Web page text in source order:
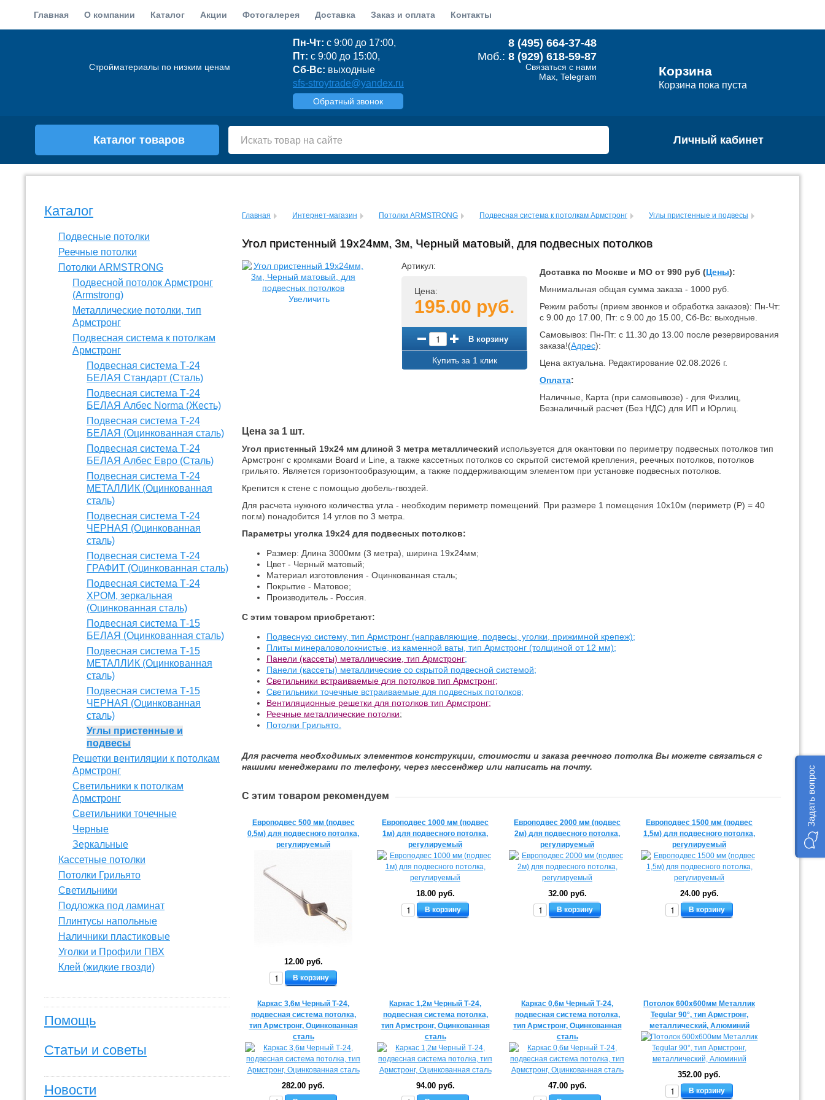
Главная О компании Каталог Акции Фотогалерея Доставка Заказ и оплата Контакты
Стройматериалы по низким ценам
8 (495) 664-37-48
Моб.: 8 (929) 618-59-87
Связаться с нами
Max, Telegram
Пн-Чт: с 9:00 до 17:00,
Пт: с 9:00 до 15:00,
Сб-Вс: выходные
sfs-stroytrade@yandex.ru
Обратный звонок
Корзина
Корзина пока пуста
Каталог товаров Личный кабинет
Каталог
Подвесные потолки
Реечные потолки
Потолки ARMSTRONG
Подвесной потолок Армстронг
(Armstrong)
Металлические потолки, тип
Армстронг
Подвесная система к потолкам
Армстронг
Подвесная система Т-24
БЕЛАЯ Стандарт (Сталь)
Подвесная система Т-24
БЕЛАЯ Албес Norma (Жесть)
Подвесная система Т-24
БЕЛАЯ (Оцинкованная сталь)
Подвесная система Т-24
БЕЛАЯ Албес Евро (Сталь)
Подвесная система Т-24
МЕТАЛЛИК (Оцинкованная
сталь)
Подвесная система Т-24
ЧЕРНАЯ (Оцинкованная
сталь)
Подвесная система Т-24
ГРАФИТ (Оцинкованная сталь)
Подвесная система Т-24
ХРОМ, зеркальная
(Оцинкованная сталь)
Подвесная система Т-15
БЕЛАЯ (Оцинкованная сталь)
Подвесная система Т-15
МЕТАЛЛИК (Оцинкованная
сталь)
Подвесная система Т-15
ЧЕРНАЯ (Оцинкованная
сталь)
Углы пристенные и
подвесы
Решетки вентиляции к потолкам
Армстронг
Светильники к потолкам
Армстронг
Светильники точечные
Черные
Зеркальные
Кассетные потолки
Потолки Грильято
Светильники
Подложка под ламинат
Плинтусы напольные
Наличники пластиковые
Уголки и Профили ПВХ
Клей (жидкие гвозди)
Помощь
Статьи и советы
Новости
Главная Интернет-магазин Потолки ARMSTRONG Подвесная система к потолкам Армстронг Углы пристенные и подвесы
Угол пристенный 19х24мм, 3м, Черный матовый, для подвесных потолков
Увеличить
Артикул:
Цена:
195.00 руб.
В корзину
Купить за 1 клик
Доставка по Москве и МО от 990 руб (Цены):
Минимальная общая сумма заказа - 1000 руб.
Режим работы (прием звонков и обработка заказов): Пн-Чт:
с 9.00 до 17.00, Пт: с 9.00 до 15.00, Сб-Вс: выходные.
Самовывоз: Пн-Пт: с 11.30 до 13.00 после резервирования
заказа!(Адрес):
Цена актуальна. Редактирование 02.08.2026 г.
Оплата:
Наличные, Карта (при самовывозе) - для Физлиц,
Безналичный расчет (Без НДС) для ИП и Юрлиц.
Цена за 1 шт.
Угол пристенный 19х24 мм длиной 3 метра металлический используется для окантовки по периметру подвесных потолков тип
Армстронг с кромками Board и Line, а также кассетных потолков со скрытой системой крепления, реечных потолков, потолков
грильято. Является горизонтообразующим, а также поддерживающим элементом при установке подвесных потолков.
Крепится к стене с помощью дюбель-гвоздей.
Для расчета нужного количества угла - необходим периметр помещений. При размере 1 помещения 10х10м (периметр (Р) = 40
пог.м) понадобится 14 углов по 3 метра.
Параметры уголка 19х24 для подвесных потолков:
Размер: Длина 3000мм (3 метра), ширина 19х24мм;
Цвет - Черный матовый;
Материал изготовления - Оцинкованная сталь;
Покрытие - Матовое;
Производитель - Россия.
С этим товаром приобретают:
Подвесную систему, тип Армстронг (направляющие, подвесы, уголки, прижимной крепеж);
Плиты минераловолокнистые, из каменной ваты, тип Армстронг (толщиной от 12 мм);
Панели (кассеты) металлические, тип Армстронг;
Панели (кассеты) металлические со скрытой подвесной системой;
Светильники встраиваемые для потолков тип Армстронг;
Светильники точечные встраиваемые для подвесных потолков;
Вентиляционные решетки для потолков тип Армстронг;
Реечные металлические потолки;
Потолки Грильято.
Для расчета необходимых элементов конструкции, стоимости и заказа реечного потолка Вы можете связаться с
нашими менеджерами по телефону, через мессенджер или написать на почту.
С этим товаром рекомендуем
Европодвес 500 мм (подвес
0,5м) для подвесного потолка,
регулируемый
12.00 руб.
В корзину
Европодвес 1000 мм (подвес
1м) для подвесного потолка,
регулируемый
18.00 руб.
В корзину
Европодвес 2000 мм (подвес
2м) для подвесного потолка,
регулируемый
32.00 руб.
В корзину
Европодвес 1500 мм (подвес
1,5м) для подвесного потолка,
регулируемый
24.00 руб.
В корзину
Каркас 3,6м Черный Т-24,
подвесная система потолка,
тип Армстронг, Оцинкованная
сталь
282.00 руб.
Каркас 1,2м Черный Т-24,
подвесная система потолка,
тип Армстронг, Оцинкованная
сталь
94.00 руб.
Каркас 0,6м Черный Т-24,
подвесная система потолка,
тип Армстронг, Оцинкованная
сталь
47.00 руб.
Потолок 600х600мм Металлик
Tegular 90°, тип Армстронг,
металлический, Алюминий
352.00 руб.
В корзину
Задать вопрос